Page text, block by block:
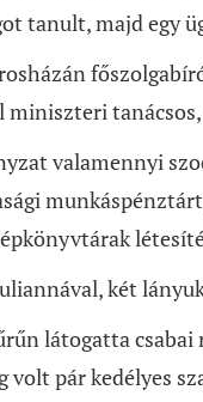
tanult, majd egy
valamennyi
két
látogatta
pár kedélyes